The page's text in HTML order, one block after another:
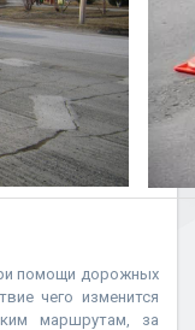
помощи дорожных
чего изменится
маршрутам, за